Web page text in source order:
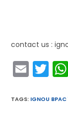
contact us :
E
m
ai
T
w
itt
TAGS: IGNOU